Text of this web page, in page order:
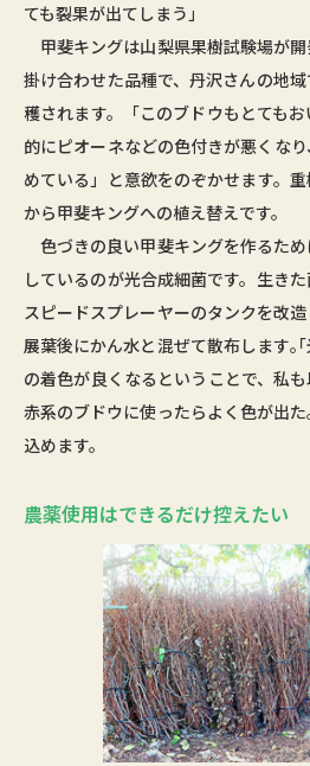
ても裂果が出てしまう」
甲斐キングは山梨県果樹試験場が
掛け合わせた品種で、丹沢さんの地
穫されます。「このブドウもとても
的にピオーネなどの色付きが悪くな
めている」と意欲をのぞかせます。
から甲斐キングへの植え替えです。
色づきの良い甲斐キングを作るた
しているのが光合成細菌です。生き
スピードスプレーヤーのタンクを改造
展葉後にかん水と混ぜて散布します｡
の着色が良くなるということで、私
赤系のブドウに使ったらよく色が出
込めます。
農薬使用はできるだけ控えたい